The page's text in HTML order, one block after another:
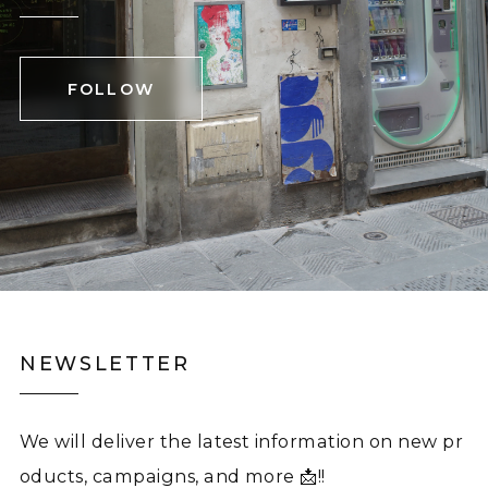
FOLLOW
NEWSLETTER
We will deliver the latest information on new pr
oducts, campaigns, and more 📩!!